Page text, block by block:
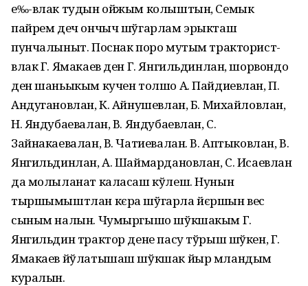
е‰-влак тудын ойжым колыштын, Семык
пайрем деч ончыч шўгарлам эрыкташ
пунчалыныт. Поснак поро мутым тракторист-
влак Г. Ямакаев ден Г. Янгильдинлан, шорвондо
ден шаньыкым кучен толшо А. Пайдиевлан, П.
Андугановлан, К. Айнушевлан, Б. Михайловлан,
Н. Яндубаевалан, В. Яндубаевлан, С.
Зайнакаевалан, В. Чатиевалан. В. Аптыковлан, В.
Янгильдинлан, А. Шаймардановлан, С. Исаевлан
да молыланат каласаш кўлеш. Нунын
тыршымыштлан кєра шўгарла йєршын вес
сыным налын. Чумыргышо шўкшакым Г.
Янгильдин трактор дене пасу тўрыш шўкен, Г.
Ямакаев йўлатышаш шўкшак йыр мландым
куралын.